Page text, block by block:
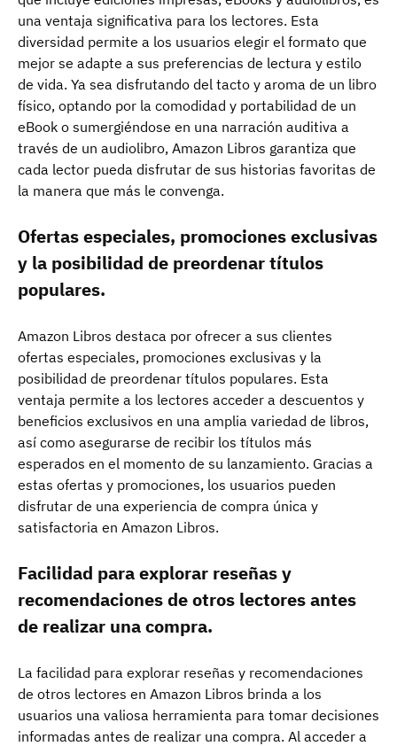
una ventaja significativa para los lectores. Esta
diversidad permite a los usuarios elegir el formato que
mejor se adapte a sus preferencias de lectura y estilo
de vida. Ya sea disfrutando del tacto y aroma de un libro
físico, optando por la comodidad y portabilidad de un
eBook o sumergiéndose en una narración auditiva a
través de un audiolibro, Amazon Libros garantiza que
cada lector pueda disfrutar de sus historias favoritas de
la manera que más le convenga.
Ofertas especiales, promociones exclusivas
y la posibilidad de preordenar títulos
populares.
Amazon Libros destaca por ofrecer a sus clientes
ofertas especiales, promociones exclusivas y la
posibilidad de preordenar títulos populares. Esta
ventaja permite a los lectores acceder a descuentos y
beneficios exclusivos en una amplia variedad de libros,
así como asegurarse de recibir los títulos más
esperados en el momento de su lanzamiento. Gracias a
estas ofertas y promociones, los usuarios pueden
disfrutar de una experiencia de compra única y
satisfactoria en Amazon Libros.
Facilidad para explorar reseñas y
recomendaciones de otros lectores antes
de realizar una compra.
La facilidad para explorar reseñas y recomendaciones
de otros lectores en Amazon Libros brinda a los
usuarios una valiosa herramienta para tomar decisiones
informadas antes de realizar una compra. Al acceder a